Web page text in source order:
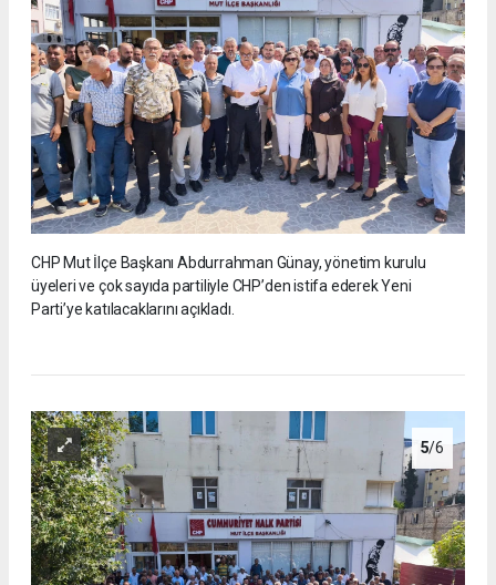
CHP Mut İlçe Başkanı Abdurrahman Günay, yönetim kurulu
üyeleri ve çok sayıda partiliyle CHP’den istifa ederek Yeni
Parti’ye katılacaklarını açıkladı.
5/6